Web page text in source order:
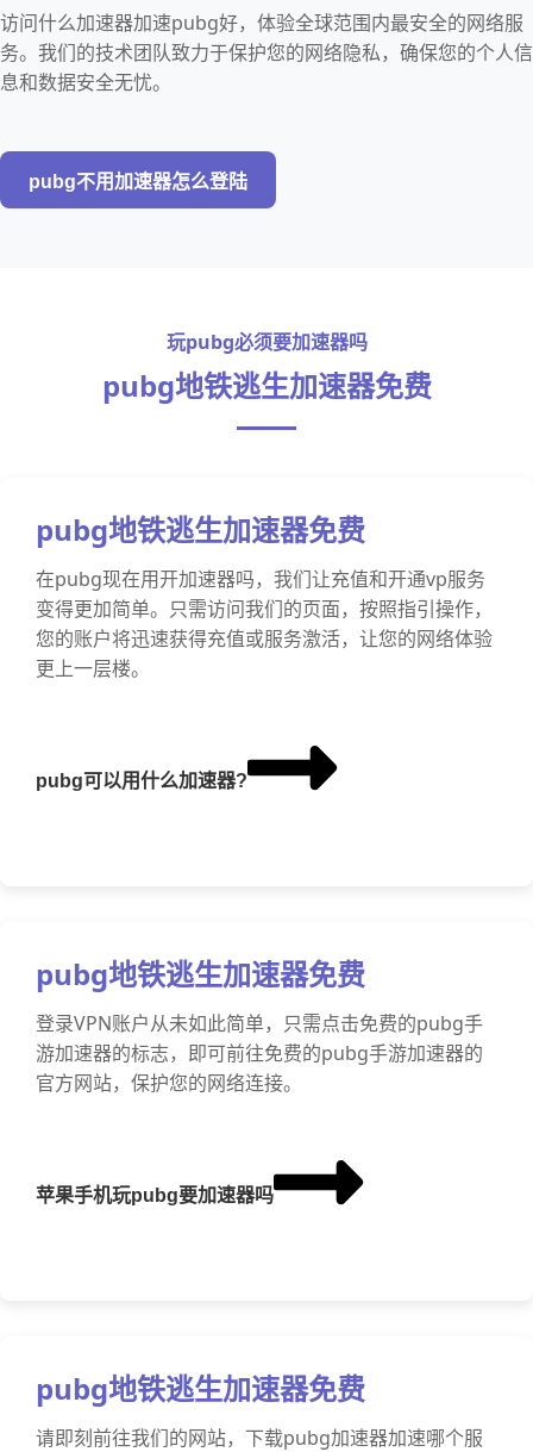
访问什么加速器加速pubg好，体验全球范围内最安全的网络服
务。我们的技术团队致力于保护您的网络隐私，确保您的个人信
息和数据安全无忧。
pubg不用加速器怎么登陆
玩pubg必须要加速器吗
pubg地铁逃生加速器免费
pubg地铁逃生加速器免费
在pubg现在用开加速器吗，我们让充值和开通vp服务
变得更加简单。只需访问我们的页面，按照指引操作，
您的账户将迅速获得充值或服务激活，让您的网络体验
更上一层楼。
pubg可以用什么加速器?
pubg地铁逃生加速器免费
登录VPN账户从未如此简单，只需点击免费的pubg手
游加速器的标志，即可前往免费的pubg手游加速器的
官方网站，保护您的网络连接。
苹果手机玩pubg要加速器吗
pubg地铁逃生加速器免费
请即刻前往我们的网站，下载pubg加速器加速哪个服